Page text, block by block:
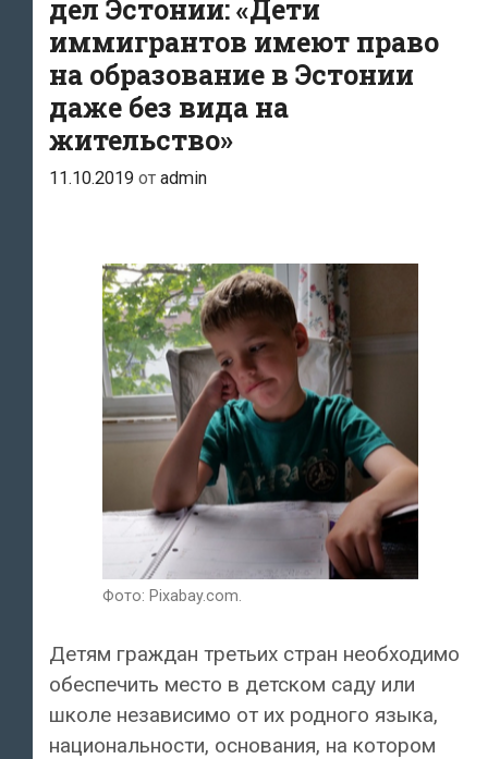
дел Эстонии: «Дети
иммигрантов имеют право
на образование в Эстонии
даже без вида на
жительство»
11.10.2019 от admin
Фото: Pixabay.com.
Детям граждан третьих стран необходимо
обеспечить место в детском саду или
школе независимо от их родного языка,
национальности, основания, на котором